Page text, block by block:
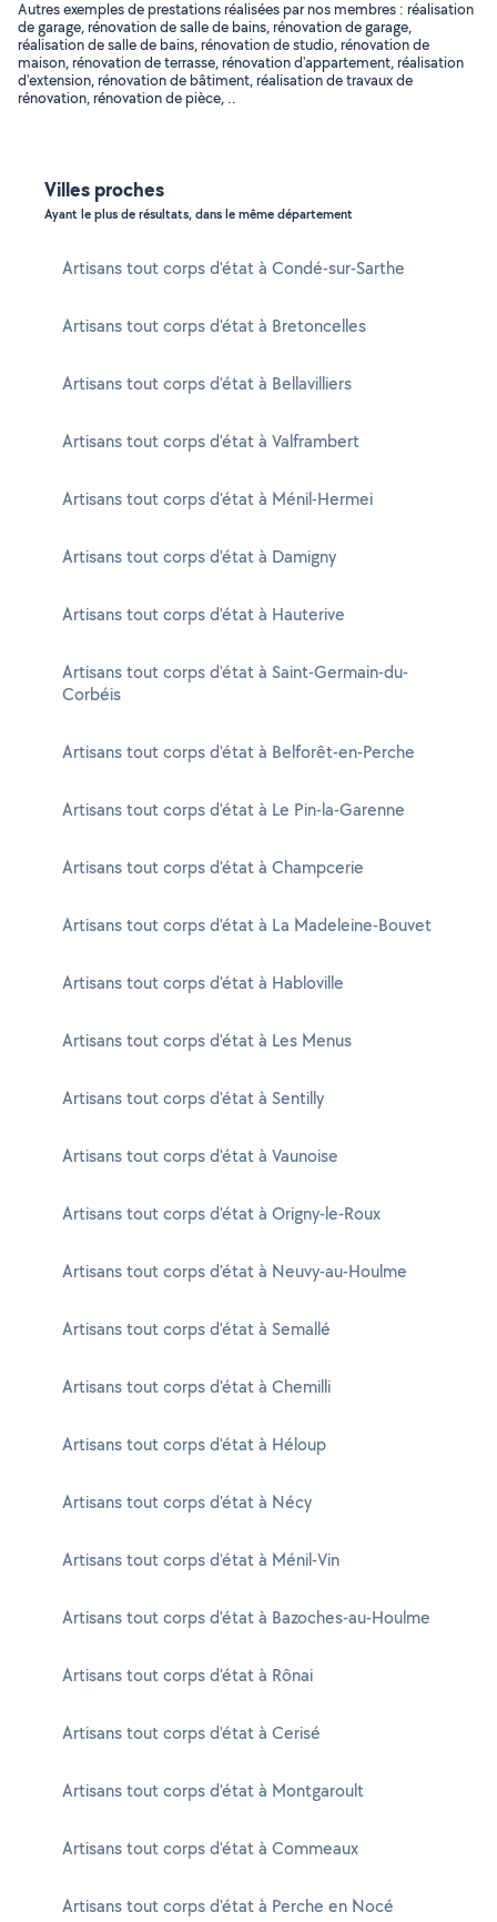
Autres exemples de prestations réalisées par nos membres : réalisation
de garage, rénovation de salle de bains, rénovation de garage,
réalisation de salle de bains, rénovation de studio, rénovation de
maison, rénovation de terrasse, rénovation d'appartement, réalisation
d'extension, rénovation de bâtiment, réalisation de travaux de
rénovation, rénovation de pièce, ..
Villes proches
Ayant le plus de résultats, dans le même département
Artisans tout corps d'état à Condé-sur-Sarthe
Artisans tout corps d'état à Bretoncelles
Artisans tout corps d'état à Bellavilliers
Artisans tout corps d'état à Valframbert
Artisans tout corps d'état à Ménil-Hermei
Artisans tout corps d'état à Damigny
Artisans tout corps d'état à Hauterive
Artisans tout corps d'état à Saint-Germain-du-
Corbéis
Artisans tout corps d'état à Belforêt-en-Perche
Artisans tout corps d'état à Le Pin-la-Garenne
Artisans tout corps d'état à Champcerie
Artisans tout corps d'état à La Madeleine-Bouvet
Artisans tout corps d'état à Habloville
Artisans tout corps d'état à Les Menus
Artisans tout corps d'état à Sentilly
Artisans tout corps d'état à Vaunoise
Artisans tout corps d'état à Origny-le-Roux
Artisans tout corps d'état à Neuvy-au-Houlme
Artisans tout corps d'état à Semallé
Artisans tout corps d'état à Chemilli
Artisans tout corps d'état à Héloup
Artisans tout corps d'état à Nécy
Artisans tout corps d'état à Ménil-Vin
Artisans tout corps d'état à Bazoches-au-Houlme
Artisans tout corps d'état à Rônai
Artisans tout corps d'état à Cerisé
Artisans tout corps d'état à Montgaroult
Artisans tout corps d'état à Commeaux
Artisans tout corps d'état à Perche en Nocé